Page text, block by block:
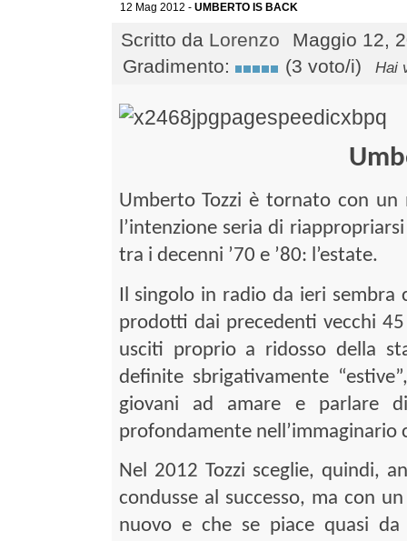
12 Mag 2012 - UMBERTO IS BACK
Scritto da Lorenzo
Maggio 12,
Gradimento:
(3 voto/i) Hai
Umberto Tozzi è tornato con
l’intenzione seria di
tra i decenni ’70 e ’80: l’estate.
Il singolo in radio da ieri
prodotti dai precedenti vecchi 45
usciti proprio a ridosso della
definite sbrigativamente
giovani ad amare e parlare
profondamente
Nel 2012 Tozzi sceglie, quindi,
condusse al successo, ma con
nuovo e che se piace quasi